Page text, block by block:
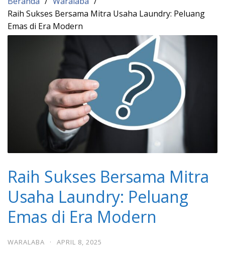
Raih Sukses Bersama Mitra Usaha Laundry: Peluang
Emas di Era Modern
Raih Sukses Bersama Mitra
Usaha Laundry: Peluang
Emas di Era Modern
WARALABA · APRIL 8, 2025